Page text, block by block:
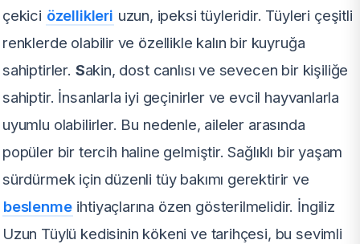
çekici özellikleri uzun, ipeksi tüyleridir. Tüyleri çeşitli
renklerde olabilir ve özellikle kalın bir kuyruğa
sahiptirler. Sakin, dost canlısı ve sevecen bir kişiliğe
sahiptir. İnsanlarla iyi geçinirler ve evcil hayvanlarla
uyumlu olabilirler. Bu nedenle, aileler arasında
popüler bir tercih haline gelmiştir. Sağlıklı bir yaşam
sürdürmek için düzenli tüy bakımı gerektirir ve
beslenme ihtiyaçlarına özen gösterilmelidir. İngiliz
Uzun Tüylü kedisinin kökeni ve tarihçesi, bu sevimli